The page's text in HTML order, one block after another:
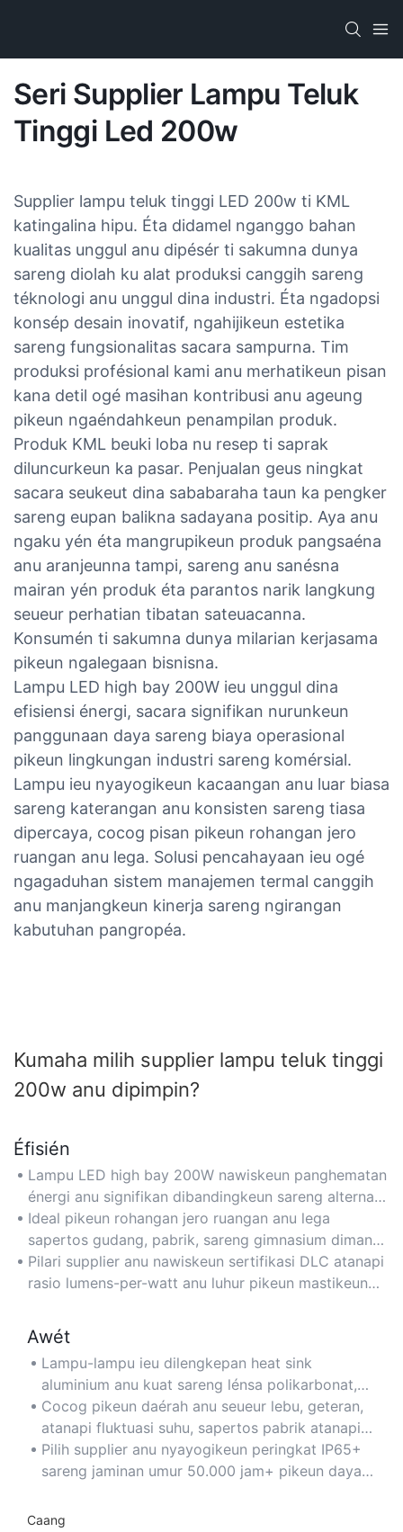
Seri Supplier Lampu Teluk
Tinggi Led 200w
Supplier lampu teluk tinggi LED 200w ti KML
katingalina hipu. Éta didamel nganggo bahan
kualitas unggul anu dipésér ti sakumna dunya
sareng diolah ku alat produksi canggih sareng
téknologi anu unggul dina industri. Éta ngadopsi
konsép desain inovatif, ngahijikeun estetika
sareng fungsionalitas sacara sampurna. Tim
produksi profésional kami anu merhatikeun pisan
kana detil ogé masihan kontribusi anu ageung
pikeun ngaéndahkeun penampilan produk.
Produk KML beuki loba nu resep ti saprak
diluncurkeun ka pasar. Penjualan geus ningkat
sacara seukeut dina sababaraha taun ka pengker
sareng eupan balikna sadayana positip. Aya anu
ngaku yén éta mangrupikeun produk pangsaéna
anu aranjeunna tampi, sareng anu sanésna
mairan yén produk éta parantos narik langkung
seueur perhatian tibatan sateuacanna.
Konsumén ti sakumna dunya milarian kerjasama
pikeun ngalegaan bisnisna.
Lampu LED high bay 200W ieu unggul dina
efisiensi énergi, sacara signifikan nurunkeun
panggunaan daya sareng biaya operasional
pikeun lingkungan industri sareng komérsial.
Lampu ieu nyayogikeun kacaangan anu luar biasa
sareng katerangan anu konsisten sareng tiasa
dipercaya, cocog pisan pikeun rohangan jero
ruangan anu lega. Solusi pencahayaan ieu ogé
ngagaduhan sistem manajemen termal canggih
anu manjangkeun kinerja sareng ngirangan
kabutuhan pangropéa.
Kumaha milih supplier lampu teluk tinggi
200w anu dipimpin?
Éfisién
Lampu LED high bay 200W nawiskeun panghematan
énergi anu signifikan dibandingkeun sareng alternatif
halida logam atanapi fluoresensi tradisional,
ngirangan biaya listrik dugi ka 50%.
Ideal pikeun rohangan jero ruangan anu lega
sapertos gudang, pabrik, sareng gimnasium dimana
efisiensi énergi jangka panjang penting pisan.
Pilari supplier anu nawiskeun sertifikasi DLC atanapi
rasio lumens-per-watt anu luhur pikeun mastikeun
Awét
Lampu-lampu ieu dilengkepan heat sink
aluminium anu kuat sareng lénsa polikarbonat,
mastikeun umur panjang bahkan dina lingkungan
industri anu keras.
Cocog pikeun daérah anu seueur lebu, geteran,
atanapi fluktuasi suhu, sapertos pabrik atanapi
rohangan kanopi luar ruangan.
Pilih supplier anu nyayogikeun peringkat IP65+
sareng jaminan umur 50.000 jam+ pikeun daya
Caang